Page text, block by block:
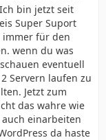
bin jetzt seit
Super Suport
immer für den
wenn du was
eventuell
Servern laufen zu
Jetzt zum
das wahre wie
einarbeiten
da haste